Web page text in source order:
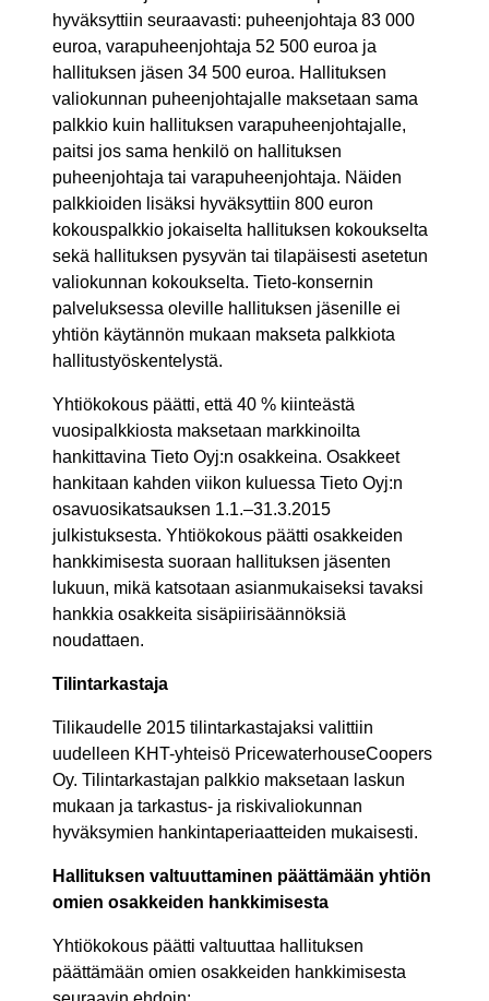
hyväksyttiin seuraavasti: puheenjohtaja 83 000
euroa, varapuheenjohtaja 52 500 euroa ja
hallituksen jäsen 34 500 euroa. Hallituksen
valiokunnan puheenjohtajalle maksetaan sama
palkkio kuin hallituksen varapuheenjohtajalle,
paitsi jos sama henkilö on hallituksen
puheenjohtaja tai varapuheenjohtaja. Näiden
palkkioiden lisäksi hyväksyttiin 800 euron
kokouspalkkio jokaiselta hallituksen kokoukselta
sekä hallituksen pysyvän tai tilapäisesti asetetun
valiokunnan kokoukselta. Tieto-konsernin
palveluksessa oleville hallituksen jäsenille ei
yhtiön käytännön mukaan makseta palkkiota
hallitustyöskentelystä.
Yhtiökokous päätti, että 40 % kiinteästä
vuosipalkkiosta maksetaan markkinoilta
hankittavina Tieto Oyj:n osakkeina. Osakkeet
hankitaan kahden viikon kuluessa Tieto Oyj:n
osavuosikatsauksen 1.1.–31.3.2015
julkistuksesta. Yhtiökokous päätti osakkeiden
hankkimisesta suoraan hallituksen jäsenten
lukuun, mikä katsotaan asianmukaiseksi tavaksi
hankkia osakkeita sisäpiirisäännöksiä
noudattaen.
Tilintarkastaja
Tilikaudelle 2015 tilintarkastajaksi valittiin
uudelleen KHT-yhteisö PricewaterhouseCoopers
Oy. Tilintarkastajan palkkio maksetaan laskun
mukaan ja tarkastus- ja riskivaliokunnan
hyväksymien hankintaperiaatteiden mukaisesti.
Hallituksen valtuuttaminen päättämään yhtiön
omien osakkeiden hankkimisesta
Yhtiökokous päätti valtuuttaa hallituksen
päättämään omien osakkeiden hankkimisesta